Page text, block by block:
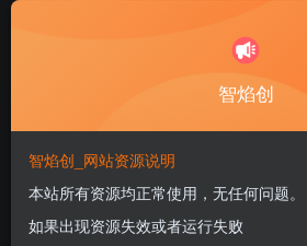
此内容为付费资源，请付费后查看
9.9
普通合伙人免费
立即购买
您当前未登录！建议登陆
智焰创
智焰创_网站资源说明
本站所有资源均正常使用，无任何问题。
如果出现资源失效或者运行失败